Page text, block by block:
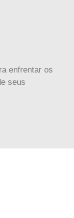
enfrentar os
seus